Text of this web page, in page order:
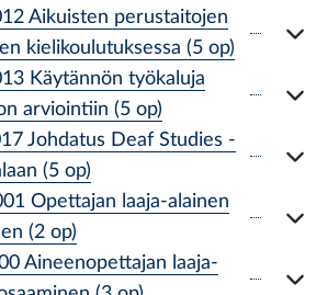
Aikuisten perustaitojen
kielikoulutuksessa (5 op)
Käytännön työkaluja
arviointiin (5 op)
Johdatus Deaf Studies -
(5 op)
Opettajan laaja-alainen
(2 op)
Aineenopettajan laaja-